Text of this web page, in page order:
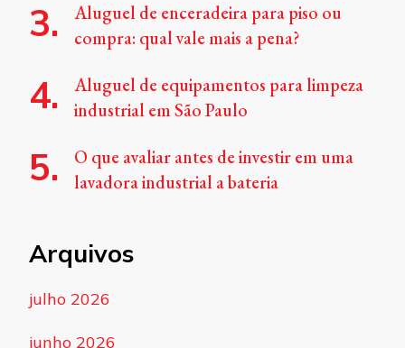
Aluguel de enceradeira para piso ou
compra: qual vale mais a pena?
Aluguel de equipamentos para limpeza
industrial em São Paulo
O que avaliar antes de investir em uma
lavadora industrial a bateria
Arquivos
julho 2026
junho 2026